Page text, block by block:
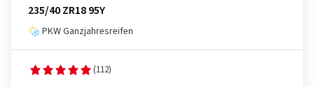
235/40 ZR18 95Y
PKW Ganzjahresreifen
(112)